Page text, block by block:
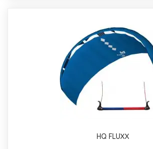
HQ FLUXX